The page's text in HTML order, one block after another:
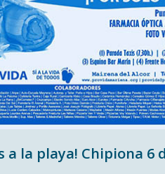
a la playa! Chipiona 6